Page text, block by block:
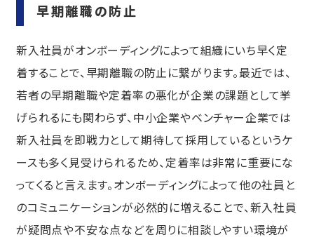
早期離職の防止
新入社員がオンボーディングによって組織にいち早く定
着することで、早期離職の防止に繋がります。最近では、
若者の早期離職や定着率の悪化が企業の課題として挙
げられるにも関わらず、中小企業やベンチャー企業では
新入社員を即戦力として期待して採用しているというケ
ースも多く見受けられるため、定着率は非常に重要にな
ってくると言えます。オンボーディングによって他の社員と
のコミュニケーションが必然的に増えることで、新入社員
が疑問点や不安な点などを周りに相談しやすい環境が